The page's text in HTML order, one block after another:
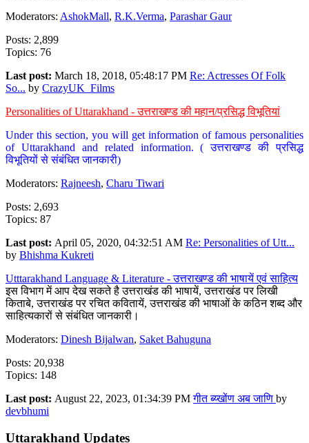
Moderators: AshokMall, R.K.Verma, Parashar Gaur
Posts: 2,899
Topics: 76
Last post: March 18, 2018, 05:48:17 PM Re: Actresses Of Folk
So... by CrazyUK_Films
Personalities of Uttarakhand - उत्तराखण्ड की महान/प्रसिद्ध विभूतियां
Under this section, you will get information of famous personalities
of Uttarakhand and related information. ( उत्तराखण्ड की प्रसिद्ध
विभूतियों से संबंधित जानकारी)
Moderators: Rajneesh, Charu Tiwari
Posts: 2,693
Topics: 87
Last post: April 05, 2020, 04:32:51 AM Re: Personalities of Utt...
by Bhishma Kukreti
Utttarakhand Language & Literature - उत्तराखण्ड की भाषायें एवं साहित्य
इस विभाग में आप देख सकते है उत्तराखंड की भाषायें, उत्तराखंड पर लिखी
किताबे, उत्तराखंड पर रचित कवितायें, उत्तराखंड की भाषाओं के कठिन शब्द और
साहित्यकारों से संबंधित जानकारी।
Moderators: Dinesh Bijalwan, Saket Bahuguna
Posts: 20,938
Topics: 148
Last post: August 22, 2023, 01:34:39 PMगीत ब्य्खोंण अब जाणि by
devbhumi
Uttarakhand Updates